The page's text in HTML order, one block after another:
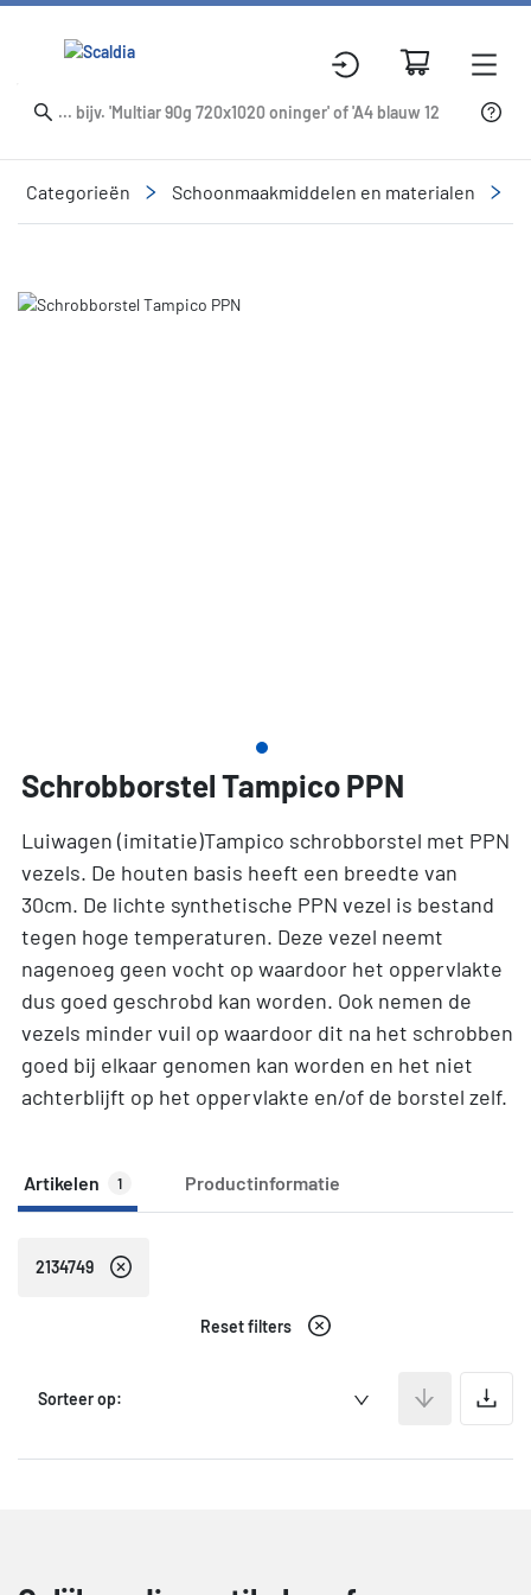
Categorieën Schoonmaakmiddelen en materialen
Slide 1 of 1
Schrobborstel Tampico PPN
Luiwagen (imitatie)Tampico schrobborstel met PPN
vezels. De houten basis heeft een breedte van
30cm. De lichte synthetische PPN vezel is bestand
tegen hoge temperaturen. Deze vezel neemt
nagenoeg geen vocht op waardoor het oppervlakte
dus goed geschrobd kan worden. Ook nemen de
vezels minder vuil op waardoor dit na het schrobben
goed bij elkaar genomen kan worden en het niet
achterblijft op het oppervlakte en/of de borstel zelf.
Artikelen 1 Productinformatie
2134749
Reset filters
Sorteer op: